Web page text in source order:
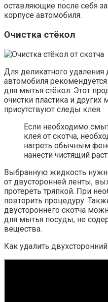
оставляющие после себя
корпусе автомобиля.
Очистка стёкол
Для деликатного удаления
автомобиля
для мытья стёкол. Этот
очистки пластика и других
присутствуют следы клея.
Если необходимо
клея от скотча,
нагреть обычным
нанести чистящий
Выбранную жидкость
от двусторонней ленты,
протереть тряпкой. При
повторить процедуру.
двустороннего скотча
для мытья посуды, не
вещества.
Как удалить